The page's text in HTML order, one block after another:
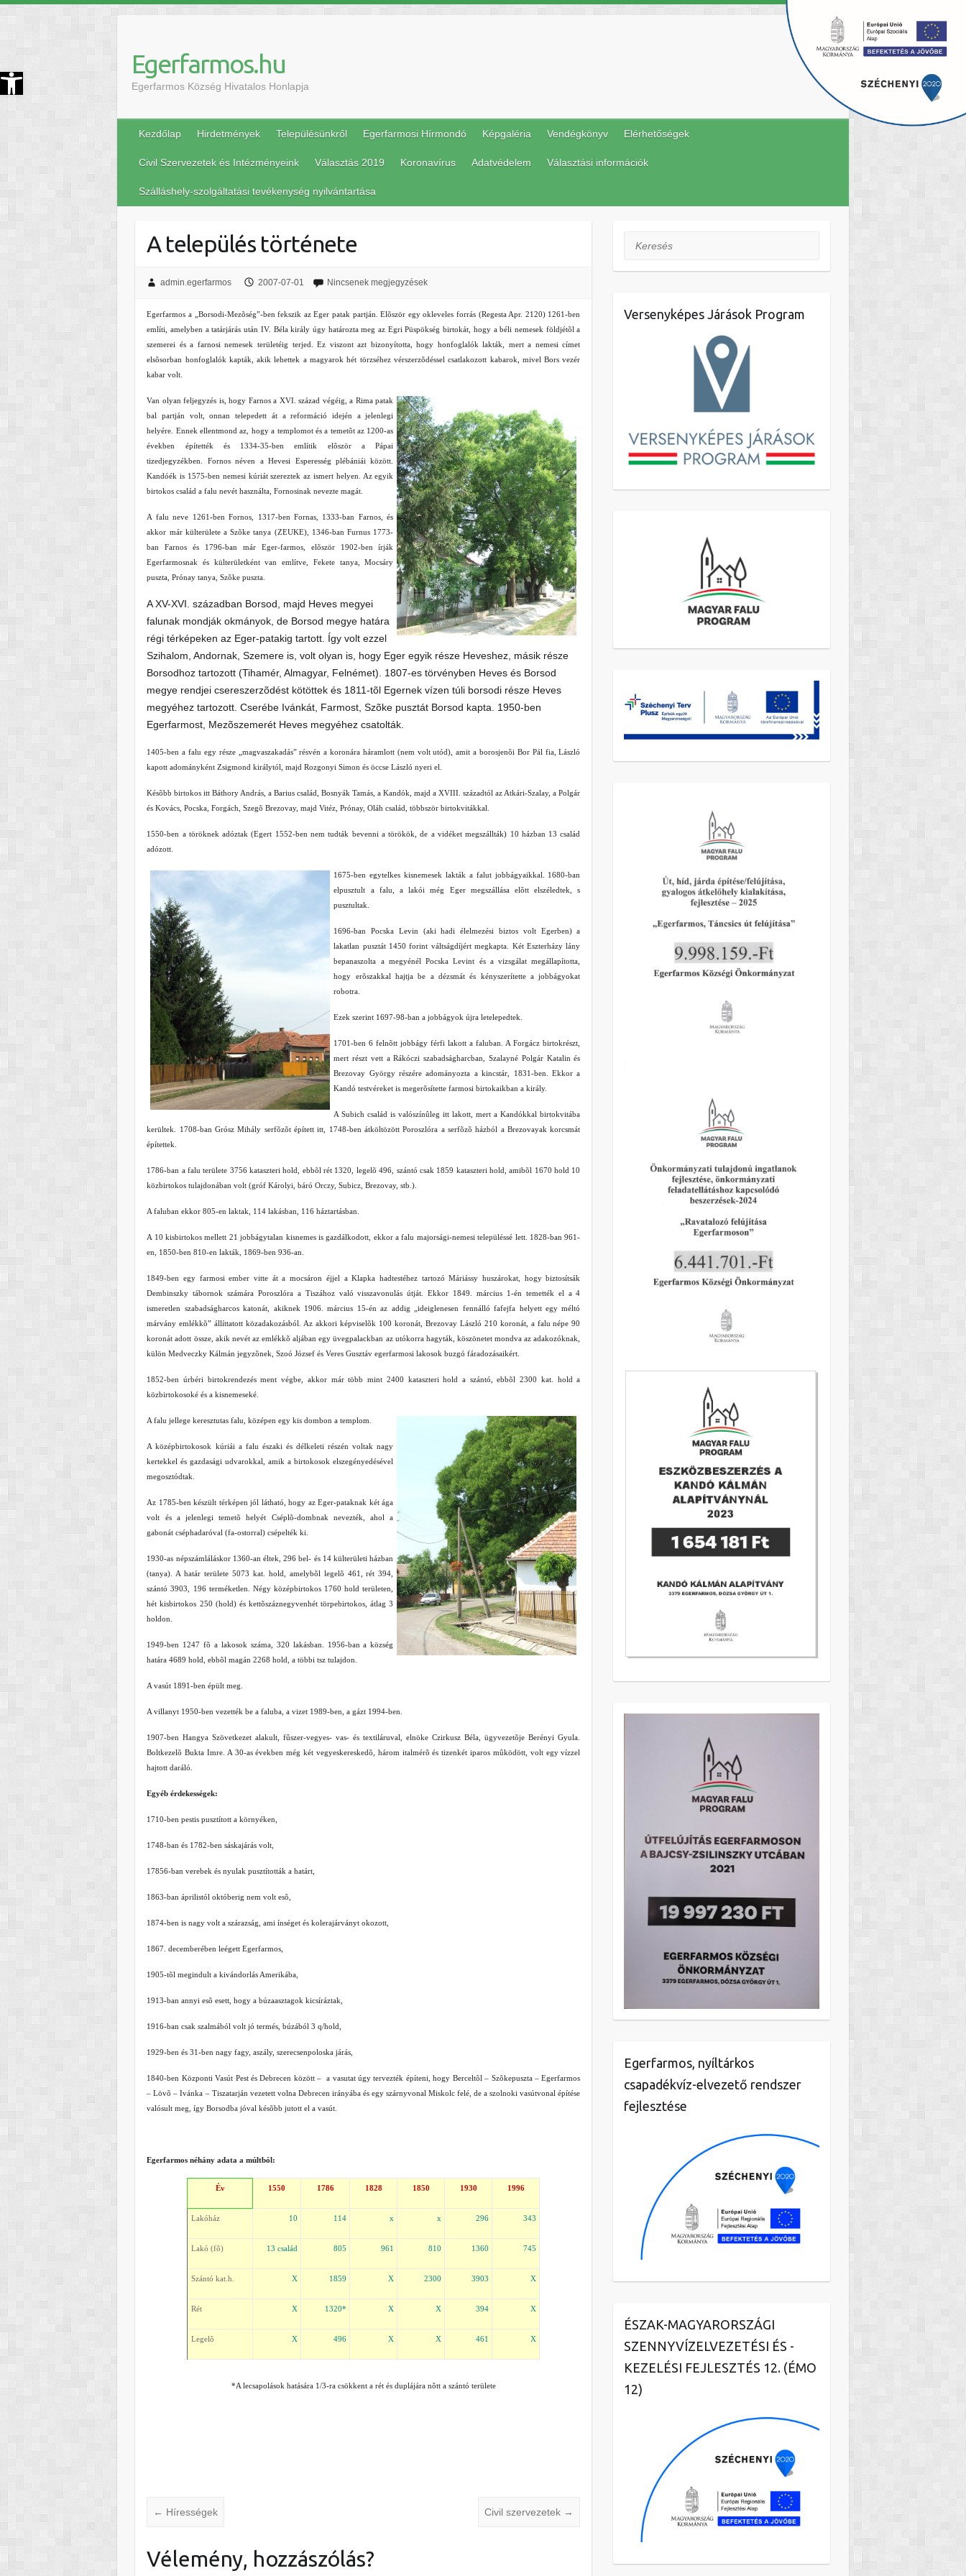
Eszköztár megnyitása Egerfarmos.hu
Egerfarmos Község Hivatalos Honlapja
Kezdőlap Hirdetmények Településünkről Egerfarmosi Hírmondó Képgaléria Vendégkönyv Elérhetőségek
Civil Szervezetek és Intézményeink Választás 2019 Koronavírus Adatvédelem Választási információk
Szálláshely-szolgáltatási tevékenység nyilvántartása
A település története
admin.egerfarmos 2007-07-01 Nincsenek megjegyzések
Egerfarmos a „Borsodi-Mezõség”-ben fekszik az Eger patak partján. Elõször egy okleveles forrás (Regesta Apr. 2120) 1261-ben
említi, amelyben a tatárjárás után IV. Béla király úgy határozta meg az Egri Püspökség birtokát, hogy a béli nemesek földjétõl a
szemerei és a farnosi nemesek területéig terjed. Ez viszont azt bizonyította, hogy honfoglalók lakták, mert a nemesi címet
elsõsorban honfoglalók kapták, akik lehettek a magyarok hét törzséhez vérszerzõdéssel csatlakozott kabarok, mivel Bors vezér
kabar volt.
Van olyan feljegyzés is, hogy Farnos a XVI. század végéig, a Rima patak
bal partján volt, onnan telepedett át a reformáció idején a jelenlegi
helyére. Ennek ellentmond az, hogy a templomot és a temetõt az 1200-as
években építették és 1334-35-ben említik elõször a Pápai
tizedjegyzékben. Fornos néven a Hevesi Esperesség plébániái között.
Kandóék is 1575-ben nemesi kúriát szereztek az ismert helyen. Az egyik
birtokos család a falu nevét használta, Fornosinak nevezte magát.
A falu neve 1261-ben Fornos, 1317-ben Fornas, 1333-ban Farnos, és
akkor már külterülete a Szõke tanya (ZEUKE), 1346-ban Furnus 1773-
ban Farnos és 1796-ban már Eger-farmos, elõször 1902-ben írják
Egerfarmosnak és külterületként van említve, Fekete tanya, Mocsáry
puszta, Prónay tanya, Szõke puszta.
A XV-XVI. században Borsod, majd Heves megyei
falunak mondják okmányok, de Borsod megye határa
régi térképeken az Eger-patakig tartott. Így volt ezzel
Szihalom, Andornak, Szemere is, volt olyan is, hogy Eger egyik része Heveshez, másik része
Borsodhoz tartozott (Tihamér, Almagyar, Felnémet). 1807-es törvényben Heves és Borsod
megye rendjei csereszerzõdést kötöttek és 1811-tõl Egernek vízen túli borsodi része Heves
megyéhez tartozott. Cserébe Ivánkát, Farmost, Szõke pusztát Borsod kapta. 1950-ben
Egerfarmost, Mezõszemerét Heves megyéhez csatolták.
1405-ben a falu egy része „magvaszakadás” résvén a koronára háramlott (nem volt utód), amit a borosjenõi Bor Pál fia, László
kapott adományként Zsigmond királytól, majd Rozgonyi Simon és öccse László nyeri el.
Késõbb birtokos itt Báthory András, a Barius család, Bosnyák Tamás, a Kandók, majd a XVIII. századtól az Atkári-Szalay, a Polgár
és Kovács, Pocska, Forgách, Szegõ Brezovay, majd Vitéz, Prónay, Oláh család, többször birtokvitákkal.
1550-ben a töröknek adóztak (Egert 1552-ben nem tudták bevenni a törökök, de a vidéket megszállták) 10 házban 13 család
adózott.
1675-ben egytelkes kisnemesek lakták a falut jobbágyaikkal. 1680-ban
elpusztult a falu, a lakói még Eger megszállása elõtt elszéledtek, s
pusztultak.
1696-ban Pocska Levin (aki hadi élelmezési biztos volt Egerben) a
lakatlan pusztát 1450 forint váltságdíjért megkapta. Két Eszterházy lány
bepanaszolta a megyénél Pocska Levint és a vizsgálat megállapította,
hogy erõszakkal hajtja be a dézsmát és kényszerítette a jobbágyokat
robotra.
Ezek szerint 1697-98-ban a jobbágyok újra letelepedtek.
1701-ben 6 felnõtt jobbágy férfi lakott a faluban. A Forgácz birtokrészt,
mert részt vett a Rákóczi szabadságharcban, Szalayné Polgár Katalin és
Brezovay György részére adományozta a kincstár, 1831-ben. Ekkor a
Kandó testvéreket is megerõsítette farmosi birtokaikban a király.
A Subich család is valószínûleg itt lakott, mert a Kandókkal birtokvitába
kerültek. 1708-ban Grósz Mihály serfõzõt épített itt, 1748-ben átköltözött Poroszlóra a serfõzõ házból a Brezovayak korcsmát
építettek.
1786-ban a falu területe 3756 kataszteri hold, ebbõl rét 1320, legelõ 496, szántó csak 1859 kataszteri hold, amibõl 1670 hold 10
közbirtokos tulajdonában volt (gróf Károlyi, báró Orczy, Subicz, Brezovay, stb.).
A faluban ekkor 805-en laktak, 114 lakásban, 116 háztartásban.
A 10 kisbirtokos mellett 21 jobbágytalan kisnemes is gazdálkodott, ekkor a falu majorsági-nemesi településsé lett. 1828-ban 961-
en, 1850-ben 810-en lakták, 1869-ben 936-an.
1849-ben egy farmosi ember vitte át a mocsáron éjjel a Klapka hadtestéhez tartozó Máriássy huszárokat, hogy biztosítsák
Dembinszky tábornok számára Poroszlóra a Tiszához való visszavonulás útját. Ekkor 1849. március 1-én temették el a 4
ismeretlen szabadságharcos katonát, akiknek 1906. március 15-én az addig „ideiglenesen fennálló fafejfa helyett egy méltó
márvány emlékkõ” állíttatott közadakozásból. Az akkori képviselõk 100 koronát, Brezovay László 210 koronát, a falu népe 90
koronát adott össze, akik nevét az emlékkõ aljában egy üvegpalackban az utókorra hagyták, köszönetet mondva az adakozóknak,
külön Medveczky Kálmán jegyzõnek, Szoó József és Veres Gusztáv egerfarmosi lakosok buzgó fáradozásaikért.
1852-ben úrbéri birtokrendezés ment végbe, akkor már több mint 2400 kataszteri hold a szántó, ebbõl 2300 kat. hold a
közbirtokosoké és a kisnemeseké.
A falu jellege keresztutas falu, középen egy kis dombon a templom.
A középbirtokosok kúriái a falu északi és délkeleti részén voltak nagy
kertekkel és gazdasági udvarokkal, amik a birtokosok elszegényedésével
megosztódtak.
Az 1785-ben készült térképen jól látható, hogy az Eger-pataknak két ága
volt és a jelenlegi temetõ helyét Cséplõ-dombnak nevezték, ahol a
gabonát cséphadaróval (fa-ostorral) csépelték ki.
1930-as népszámláláskor 1360-an éltek, 296 bel- és 14 külterületi házban
(tanya). A határ területe 5073 kat. hold, amelybõl legelõ 461, rét 394,
szántó 3903, 196 terméketlen. Négy középbirtokos 1760 hold területen,
hét kisbirtokos 250 (hold) és kettõszáznegyvenhét törpebirtokos, átlag 3
holdon.
1949-ben 1247 fõ a lakosok száma, 320 lakásban. 1956-ban a község
határa 4689 hold, ebbõl magán 2268 hold, a többi tsz tulajdon.
A vasút 1891-ben épült meg.
A villanyt 1950-ben vezették be a faluba, a vizet 1989-ben, a gázt 1994-ben.
1907-ben Hangya Szövetkezet alakult, fûszer-vegyes- vas- és textiláruval, elnöke Czirkusz Béla, ügyvezetõje Berényi Gyula.
Boltkezelõ Bukta Imre. A 30-as években még két vegyeskereskedõ, három italmérõ és tizenkét iparos mûködött, volt egy vízzel
hajtott daráló.
Egyéb érdekességek:
1710-ben pestis pusztított a környéken,
1748-ban és 1782-ben sáskajárás volt,
17856-ban verebek és nyulak pusztították a határt,
1863-ban áprilistól októberig nem volt esõ,
1874-ben is nagy volt a szárazság, ami ínséget és kolerajárványt okozott,
1867. decemberében leégett Egerfarmos,
1905-tõl megindult a kivándorlás Amerikába,
1913-ban annyi esõ esett, hogy a búzaasztagok kicsíráztak,
1916-ban csak szalmából volt jó termés, búzából 3 q/hold,
1929-ben és 31-ben nagy fagy, aszály, szerecsenpoloska járás,
1840-ben Központi Vasút Pest és Debrecen között – a vasutat úgy tervezték építeni, hogy Berceltõl – Szõkepuszta – Egerfarmos
– Lövõ – Ivánka – Tiszatarján vezetett volna Debrecen irányába és egy szárnyvonal Miskolc felé, de a szolnoki vasútvonal építése
valósult meg, így Borsodba jóval késõbb jutott el a vasút.
Egerfarmos néhány adata a múltból:
Év 1550 1786 1828 1850 1930 1996
Lakóház 10 114 x x 296 343
Lakó (fõ) 13 család 805 961 810 1360 745
Szántó kat.h. X 1859 X 2300 3903 X
Rét X 1320* X X 394 X
Legelõ X 496 X X 461 X
*A lecsapolások hatására 1/3-ra csökkent a rét és duplájára nõtt a szántó területe
← Hírességek Civil szervezetek →
Vélemény, hozzászólás?
Keresés
Versenyképes Járások Program
Egerfarmos, nyíltárkos
csapadékvíz-elvezető rendszer
fejlesztése
ÉSZAK-MAGYARORSZÁGI
SZENNYVÍZELVEZETÉSI ÉS -
KEZELÉSI FEJLESZTÉS 12. (ÉMO
12)